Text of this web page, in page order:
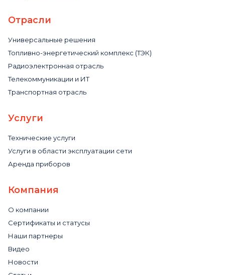
Отрасли
Универсальные решения
Топливно-энергетический комплекс (ТЭК)
Радиоэлектронная отрасль
Телекоммуникации и ИТ
Транспортная отрасль
Услуги
Технические услуги
Услуги в области эксплуатации сети
Аренда приборов
Компания
О компании
Сертификаты и статусы
Наши партнеры
Видео
Новости